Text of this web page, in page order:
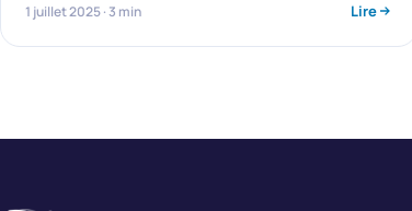
1 juillet 2025 · 3 min Lire